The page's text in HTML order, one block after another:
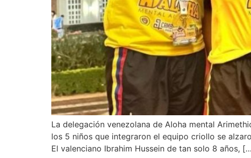
La delegación venezolana de Aloha mental
los 5 niños que integraron el equipo criollo se
El valenciano Ibrahim Hussein de tan solo 8 años,